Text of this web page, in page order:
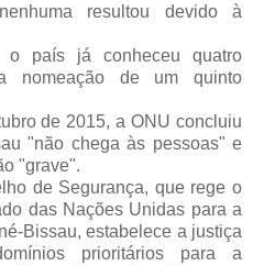
resultou devido à
país já conheceu quatro
nomeação de um quinto
de 2015, a ONU concluiu
"não chega às pessoas" e
"grave".
de Segurança, que rege o
das Nações Unidas para a
Bissau, estabelece a justiça
prioritários para a